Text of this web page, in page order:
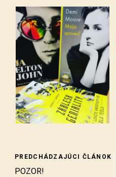
PREDCHÁDZAJÚCI ČLÁNOK
POZOR!